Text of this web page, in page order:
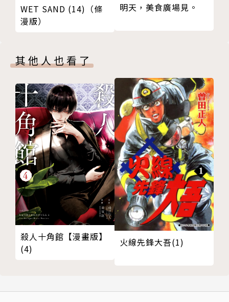
WET SAND (14)（條
漫版）
明天，美食廣場見。
其他人也看了
殺人十角館【漫畫版】
(4)
火線先鋒大吾(1)